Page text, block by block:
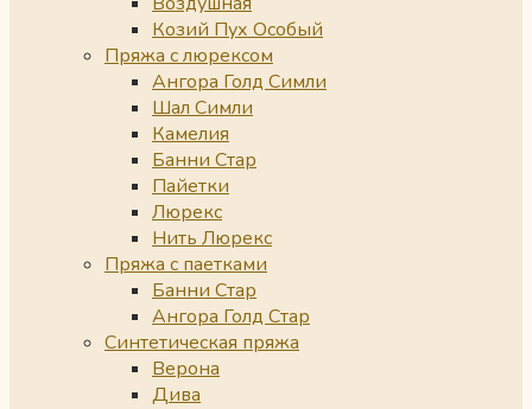
Козий Пух Особый
Пряжа с люрексом
Ангора Голд Симли
Шал Симли
Камелия
Банни Стар
Пайетки
Люрекс
Нить Люрекс
Пряжа с паетками
Банни Стар
Ангора Голд Стар
Синтетическая пряжа
Верона
Дива